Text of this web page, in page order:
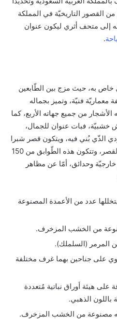
القصور التاريخيّة في المملكة
إلى متحف أثري ليكون عنوان
.
خاص به، حيث مزج بين الطّابعين
معماريّة فنيّة، وتميز بجماله
من جميع جهاته الأربع، كما
فبات عنوان للجمال،
الذّي بُني فيه، ويتكون قصر شبرا
من: أربعة طوابق تقع فوق قبو القصر، وتتكون هذه الطّوابق من 150
وحدائق، أمّا عن مظاهر
عدد من الأعمدة المصنوعة
من الخشب المزخرف.
المرمر (السلملك).
على جناحين بهما غرف مختلفة
على هيئة أوراق نباتية مُتعددة
باللون الذهبي.
مصنوعة من الخشب المزخرف.